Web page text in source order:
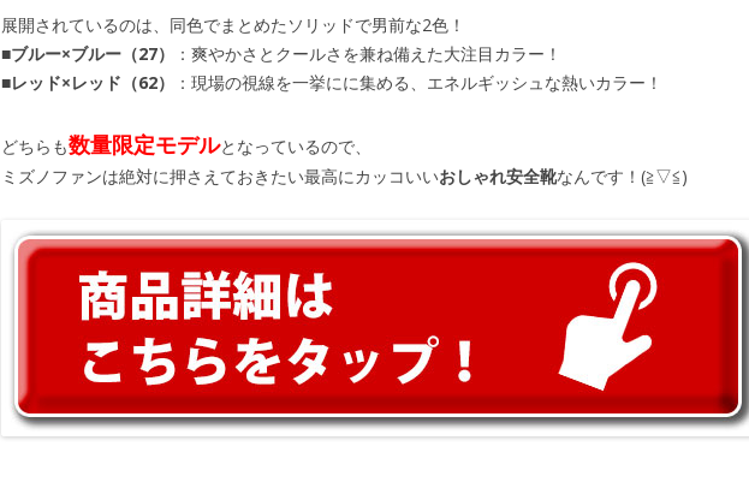
展開されているのは、同色でまとめたソリッドで男前な2色！
■ブルー×ブルー（27）
：爽やかさとクールさを兼ね備えた大注目カラー！
■レッド×レッド（62）
：現場の視線を一挙にに集める、エネルギッシュな熱いカラー！
どちらも数量限定モデルとなっているので、
ミズノファンは絶対に押さえておきたい最高にカッコいいおしゃれ安全靴なんです！(≧▽≦)